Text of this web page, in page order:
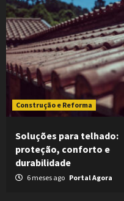
Construção e Reforma
Soluções para telhado:
proteção, conforto e
durabilidade
6 meses ago Portal Agora